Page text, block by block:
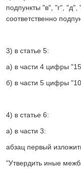
подпункты "в", "г", "д",
соответственно
3) в статье 5:
а) в части 4 цифры
б) в части 5 цифры
4) в статье 6:
а) в части 3:
абзац первый
"Утвердить иные